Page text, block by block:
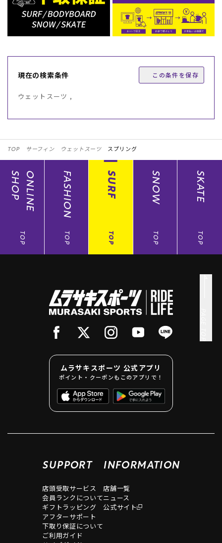
現在の検索条件 この条件を保存
ウェットスーツ ,
TOP サーフィン ウェットスーツ スプリング
ONLINE
SHOP
TOP
FASHION
TOP
SURF
TOP
SNOW
TOP
SKATE
TOP
ムラサキスポーツ 公式アプリ
ポイント・クーポンもこのアプリで！
SUPPORT
店頭受取サービス
会員ランクについて
ギフトラッピング
アフターサポート
下取り保証について
ご利用ガイド
INFORMATION
店舗一覧
ニュース
公式サイト